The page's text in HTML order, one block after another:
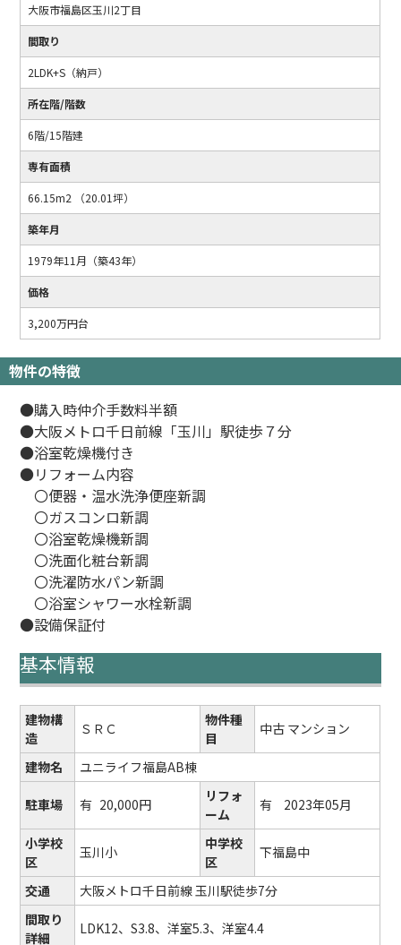
大阪市福島区玉川2丁目
間取り
2LDK+S（納戸）
所在階/階数
6階/15階建
専有面積
66.15m2 （20.01坪）
築年月
1979年11月（築43年）
価格
3,200万円台
物件の特徴
●購入時仲介手数料半額
●大阪メトロ千日前線「玉川」駅徒歩７分
●浴室乾燥機付き
●リフォーム内容
〇便器・温水洗浄便座新調
〇ガスコンロ新調
〇浴室乾燥機新調
〇洗面化粧台新調
〇洗濯防水パン新調
〇浴室シャワー水栓新調
●設備保証付
基本情報
建物構
造
ＳＲＣ
物件種
目
中古 マンション
建物名 ユニライフ福島AB棟
駐車場 有 20,000円
リフォ
ーム
有 2023年05月
小学校
区
玉川小
中学校
区
下福島中
交通
大阪メトロ千日前線 玉川駅徒歩7分
間取り
詳細
LDK12、S3.8、洋室5.3、洋室4.4